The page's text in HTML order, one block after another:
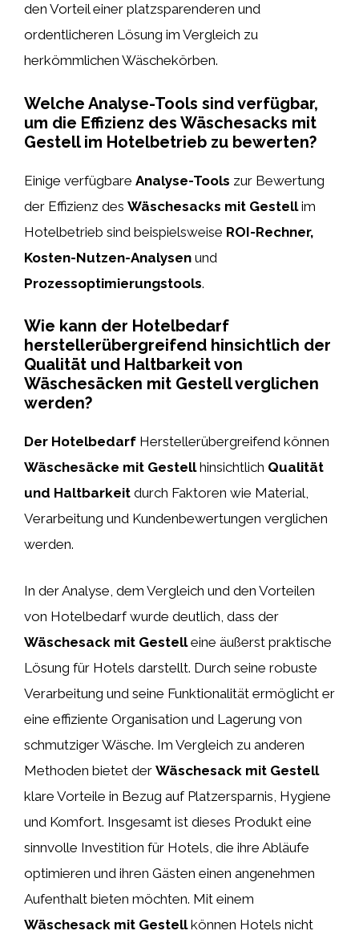
den Vorteil einer platzsparenderen und
ordentlicheren Lösung im Vergleich zu
herkömmlichen Wäschekörben.
Welche Analyse-Tools sind verfügbar,
um die Effizienz des Wäschesacks mit
Gestell im Hotelbetrieb zu bewerten?
Einige verfügbare Analyse-Tools zur Bewertung
der Effizienz des Wäschesacks mit Gestellim
Hotelbetrieb sind beispielsweise ROI-Rechner,
Kosten-Nutzen-Analysen und
Prozessoptimierungstools.
Wie kann der Hotelbedarf
herstellerübergreifend hinsichtlich der
Qualität und Haltbarkeit von
Wäschesäcken mit Gestell verglichen
werden?
Der Hotelbedarf Herstellerübergreifend können
Wäschesäcke mit Gestellhinsichtlich Qualität
und Haltbarkeit durch Faktoren wie Material,
Verarbeitung und Kundenbewertungen verglichen
werden.
In der Analyse, dem Vergleich und den Vorteilen
von Hotelbedarf wurde deutlich, dass der
Wäschesack mit Gestelleine äußerst praktische
Lösung für Hotels darstellt. Durch seine robuste
Verarbeitung und seine Funktionalität ermöglicht er
eine effiziente Organisation und Lagerung von
schmutziger Wäsche. Im Vergleich zu anderen
Methoden bietet der Wäschesack mit Gestell
klare Vorteile in Bezug auf Platzersparnis, Hygiene
und Komfort. Insgesamt ist dieses Produkt eine
sinnvolle Investition für Hotels, die ihre Abläufe
optimieren und ihren Gästen einen angenehmen
Aufenthalt bieten möchten. Mit einem
Wäschesack mit Gestellkönnen Hotels nicht